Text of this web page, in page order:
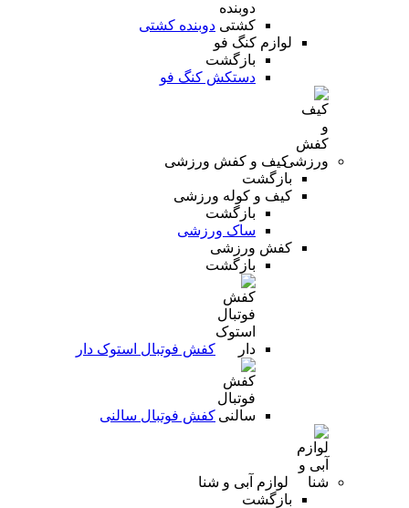
دوبنده کشتی
لوازم کنگ فو
بازگشت
دستکش کنگ فو
کیف و کفش ورزشی
بازگشت
کیف و کوله ورزشی
بازگشت
ساک ورزشی
کفش ورزشی
بازگشت
کفش فوتبال استوک دار
کفش فوتبال سالنی
لوازم آبی و شنا
بازگشت